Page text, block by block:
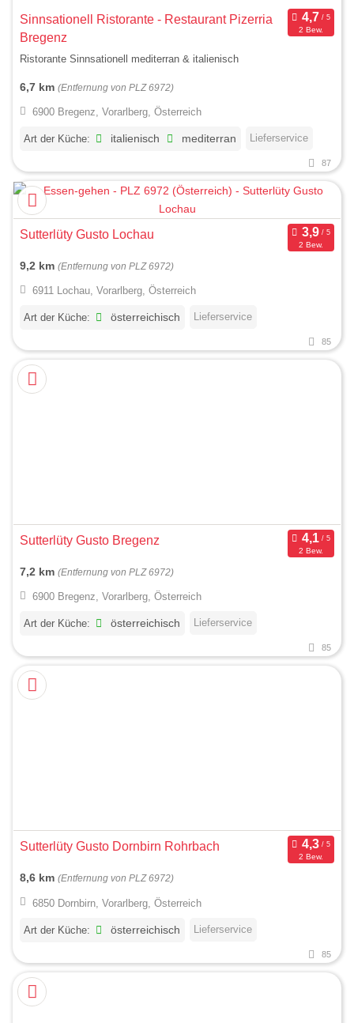
Sinnsationell Ristorante - Restaurant Pizerria
Bregenz
2 Bew.
Ristorante Sinnsationell mediterran & italienisch
6,7 km (Entfernung von PLZ 6972)
6900 Bregenz, Vorarlberg, Österreich
Art der Küche: italienisch mediterran Lieferservice
87
Sutterlüty Gusto Lochau
2 Bew.
9,2 km (Entfernung von PLZ 6972)
6911 Lochau, Vorarlberg, Österreich
Art der Küche: österreichisch Lieferservice
85
Sutterlüty Gusto Bregenz
2 Bew.
7,2 km (Entfernung von PLZ 6972)
6900 Bregenz, Vorarlberg, Österreich
Art der Küche: österreichisch Lieferservice
85
Sutterlüty Gusto Dornbirn Rohrbach
2 Bew.
8,6 km (Entfernung von PLZ 6972)
6850 Dornbirn, Vorarlberg, Österreich
Art der Küche: österreichisch Lieferservice
85